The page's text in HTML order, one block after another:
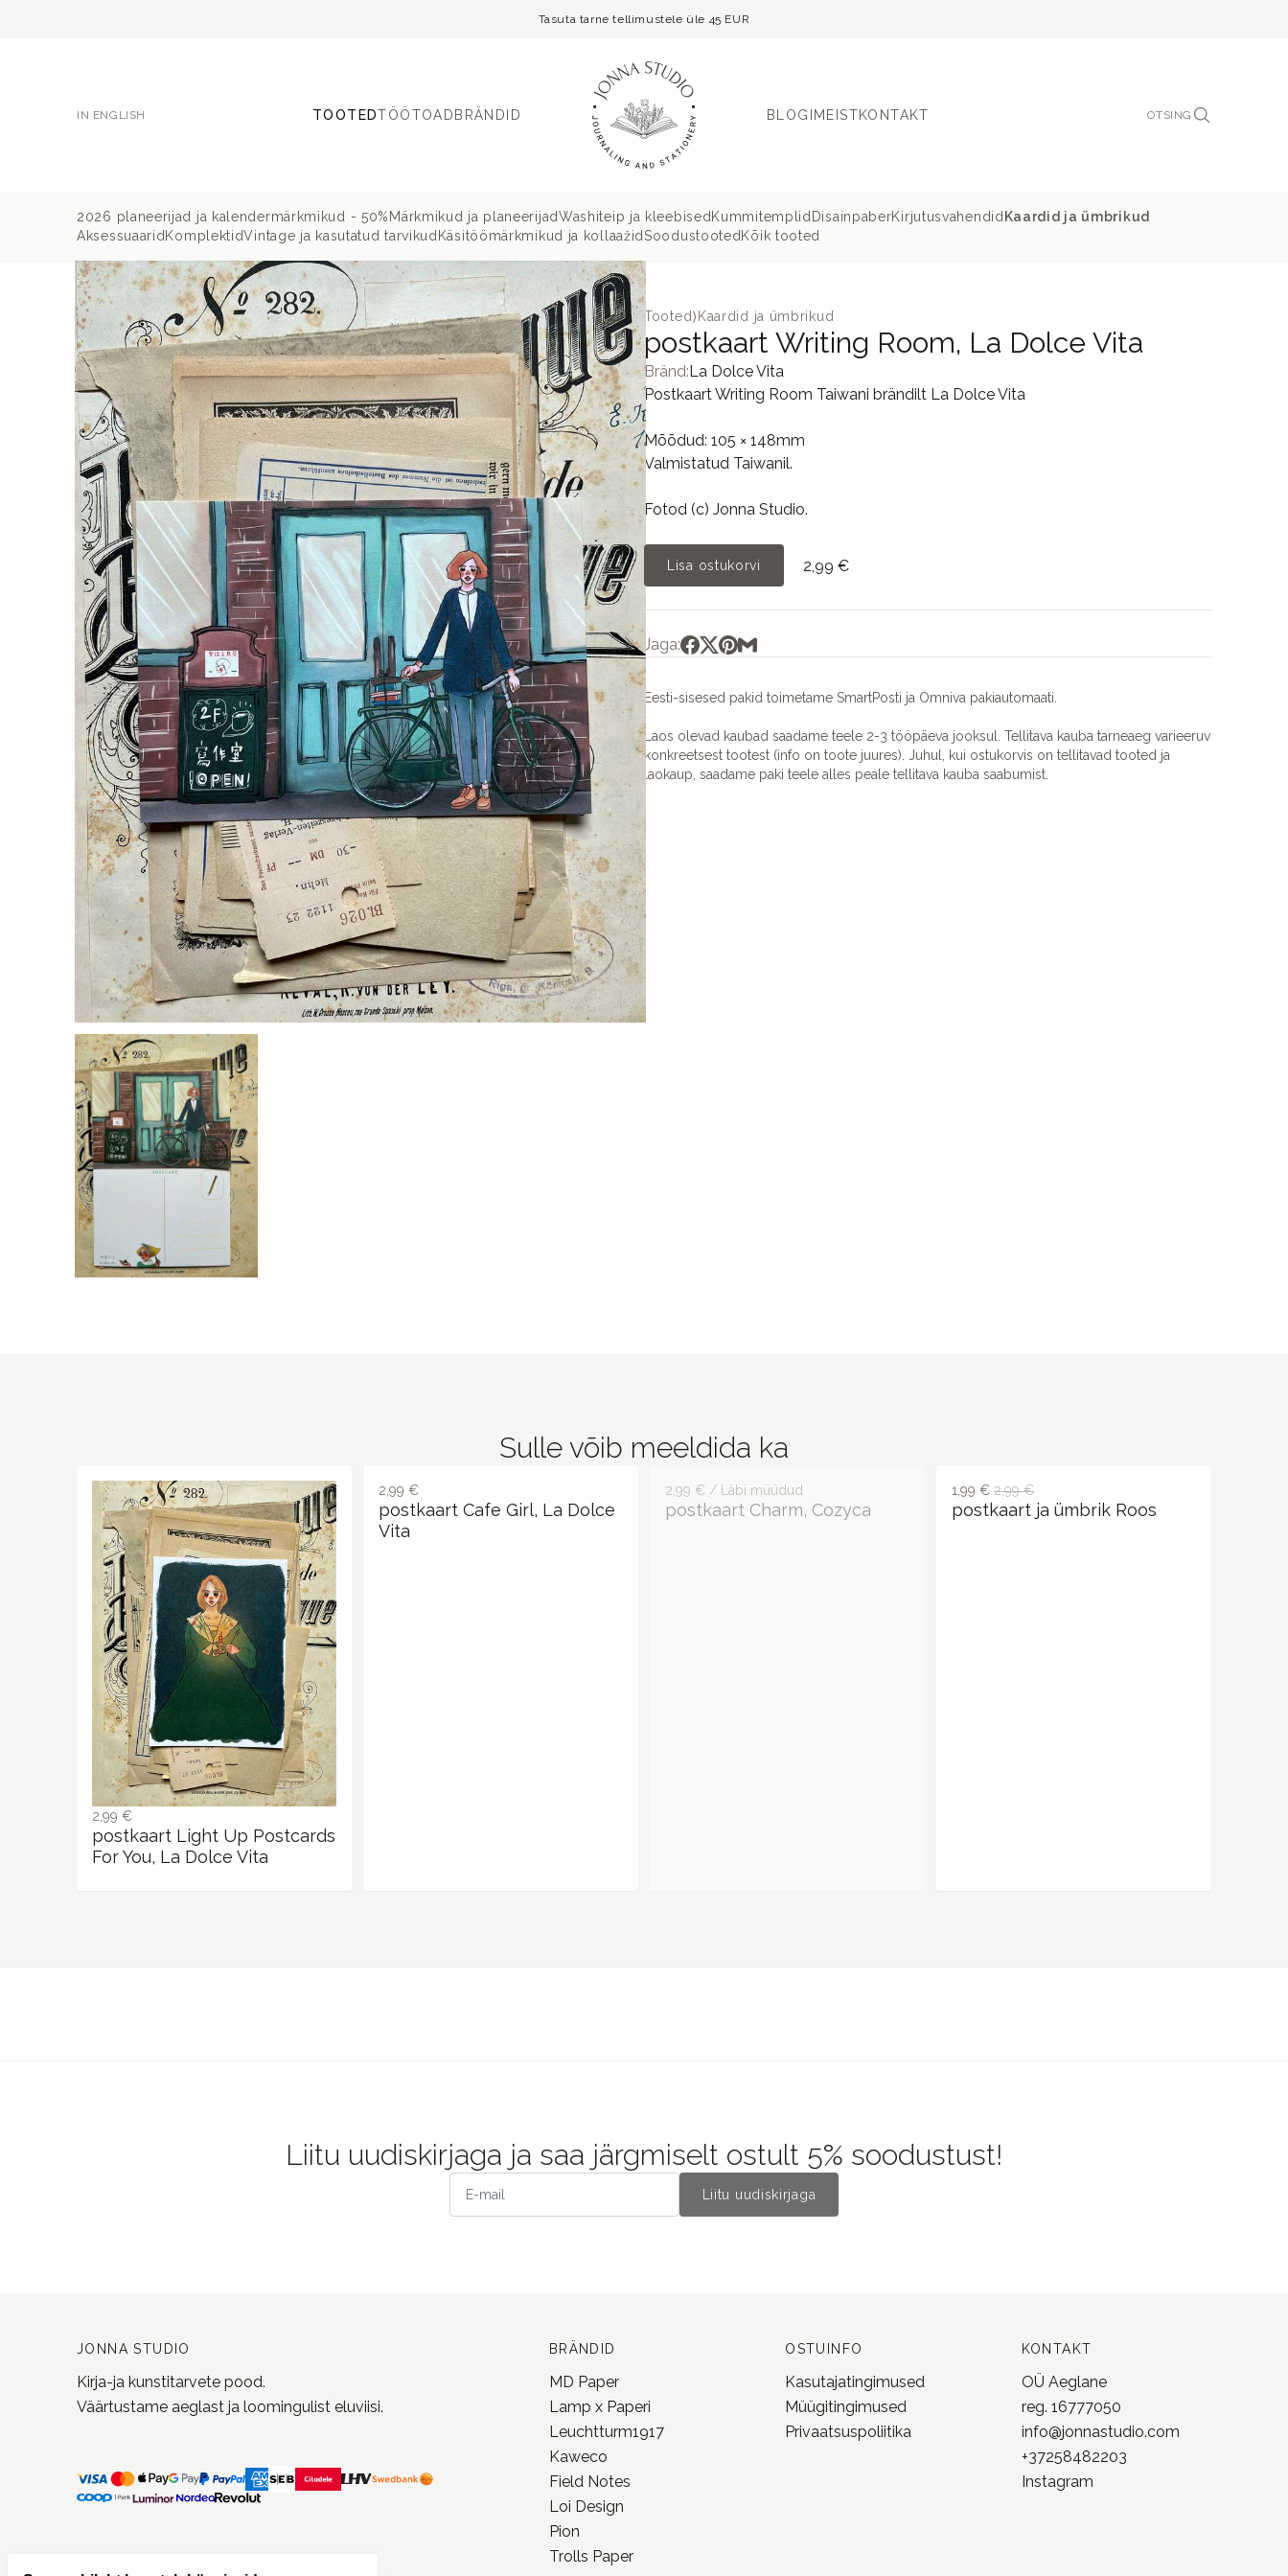
Tasuta tarne tellimustele üle 45 EUR
IN ENGLISH TOOTEDTÖÖTOAD BRÄNDID BLOGI MEISTKONTAKT OTSING
2026 planeerijad ja kalendermärkmikud - 50% Märkmikud ja planeerijadWashiteip ja kleebised Kummitemplid DisainpaberKirjutusvahendid Kaardid ja ümbrikud
Aksessuaarid KomplektidVintage ja kasutatud tarvikud Käsitöömärkmikud ja kollaažidSoodustooted Kõik tooted
Tooted⟩ Kaardid ja ümbrikud
postkaart Writing Room, La Dolce Vita
Bränd:La Dolce Vita
Postkaart Writing Room Taiwani brändilt La Dolce Vita
Mõõdud: 105 × 148mm
Valmistatud Taiwanil.
Fotod (c) Jonna Studio.
Lisa ostukorvi 2,99 €
Jaga:
Eesti-sisesed pakid toimetame SmartPosti ja Omniva pakiautomaati.
Laos olevad kaubad saadame teele 2-3 tööpäeva jooksul. Tellitava kauba tarneaeg varieeruv
konkreetsest tootest (info on toote juures). Juhul, kui ostukorvis on tellitavad tooted ja
laokaup, saadame paki teele alles peale tellitava kauba saabumist.
Sulle võib meeldida ka
2,99 €
postkaart Light Up Postcards
For You, La Dolce Vita
2,99 €
2,99 € / Läbi müüdud 1,99 €2,99 €
Liitu uudiskirjaga ja saa järgmiselt ostult 5% soodustust!
Liitu uudiskirjaga
JONNA STUDIO
Kirja-ja kunstitarvete pood.
Väärtustame aeglast ja loomingulist eluviisi.
BRÄNDID
MD Paper
Lamp x Paperi
Leuchtturm1917
Kaweco
Field Notes
Loi Design
Pion
Trolls Paper
OSTUINFO
Kasutajatingimused
Müügitingimused
Privaatsuspoliitika
KONTAKT
OÜ Aeglane
reg. 16777050
info@jonnastudio.com
+37258482203
Instagram